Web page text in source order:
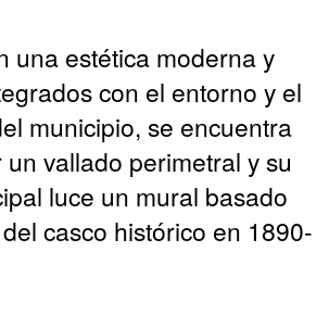
una estética moderna y
con el entorno y el
municipio, se encuentra
vallado perimetral y su
luce un mural basado
casco histórico en 1890-